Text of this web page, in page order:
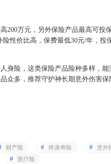
万元，另外保险产品最高可投
性价比高，保费最低30元/年，投
险，这类保险产品险种多样，能
众多，推荐守护神长期意外伤害
财产险 终身寿险
意外
医疗险